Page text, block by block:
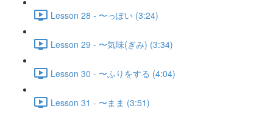
Lesson 28 - 〜っぽい (3:24)
Lesson 29 - 〜気味(ぎみ) (3:34)
Lesson 30 - 〜ふりをする (4:04)
Lesson 31 - 〜まま (3:51)